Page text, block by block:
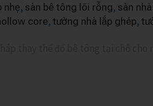
nhẹ, sàn bê tông lõi rỗng, sàn
core, tường nhà lắp ghép,